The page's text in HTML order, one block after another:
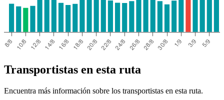
Transportistas en esta ruta
Encuentra más información sobre los transportistas en esta ruta.